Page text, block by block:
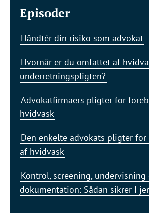
Episoder
Håndtér din risiko som advokat
Hvornår er du omfattet af
underretningspligten?
Advokatfirmaers pligter for
hvidvask
Den enkelte advokats pligter for
af hvidvask
Kontrol, screening, undervisning
dokumentation: Sådan sikrer I